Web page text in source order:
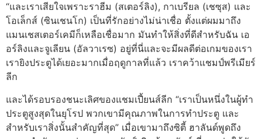
“และเราเสียใจเพราะราฮีม (สเตอร์ลิง), กาเบรียล (เชซุส) และ
โอเล็กส์ (ซินเชนโก) เป็นที่รักอย่างไม่น่าเชื่อ ตั้งแต่ผมมาถึง
แมนเชสเตอร์เคมีก็เหลือเชื่อมาก มันทําให้สิ่งที่ดีสําหรับฉัน เอ
อร์ลิงและจูเลียน (อัลวาเรซ) อยู่ที่นี่และจะมีผลดีต่อเกมของเรา
เรายิงประตูได้เยอะมากเมื่อฤดูกาลที่แล้ว เราคว้าแชมป์พรีเมียร์
ลีก
และได้รอบรองชนะเลิศของแชมเปี้ยนส์ลีก “เราเป็นหนึ่งในผู้ทํา
ประตูสูงสุดในยุโรป พวกเขามีคุณภาพในการทําประตู และ
สําหรับเราสิ่งนั้นสําคัญที่สุด” เมื่อเขามาถึงซิตี้ ฮาลันด์พูดถึง